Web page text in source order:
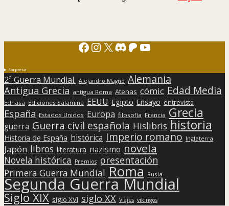
Facebook
Instagram
X Discord
Patreon
YouTube
Sorpresa
2ª Guerra Mundial. Alejandro Magno Alemania
Antigua Grecia antigua Roma Atenas cómic Edad Media
Edhasa Ediciones Salamina EEUU Egipto Ensayo entrevista
España Estados Unidos Europa filosofía Francia Grecia
guerra Guerra civil española Hislibris historia
Historia de España histórica Imperio romano Inglaterra
Japón libros literatura nazismo novela
Novela histórica Premios presentación
Primera Guerra Mundial Roma Rusia
Segunda Guerra Mundial
Siglo XIX siglo XVI siglo XX Viajes vikingos